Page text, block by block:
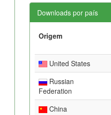
Downloads por país
Origem
United States
Russian
Federation
China